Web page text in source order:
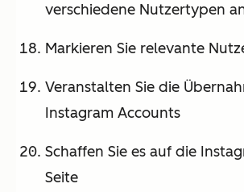
verschiedene Nutzertypen
Markieren Sie relevante
Veranstalten Sie die
Instagram Accounts
Schaffen Sie es auf die
Seite